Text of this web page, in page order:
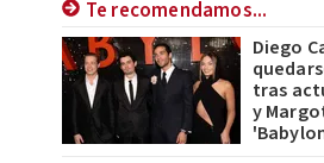
Te recomendamos...
Diego
tras
y